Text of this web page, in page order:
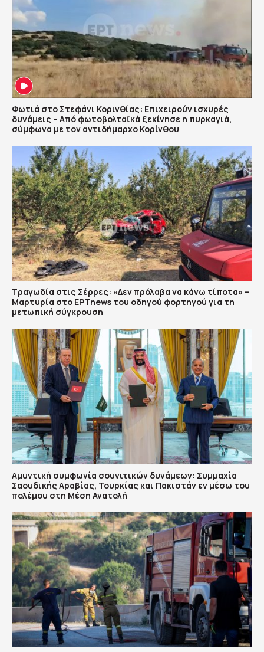
Φωτιά στο Στεφάνι Κορινθίας: Επιχειρούν ισχυρές
δυνάμεις – Από φωτοβολταϊκά ξεκίνησε η πυρκαγιά,
σύμφωνα με τον αντιδήμαρχο Κορίνθου
Τραγωδία στις Σέρρες: «Δεν πρόλαβα να κάνω τίποτα» –
Μαρτυρία στο ΕΡΤnews του οδηγού φορτηγού για τη
μετωπική σύγκρουση
Αμυντική συμφωνία σουνιτικών δυνάμεων: Συμμαχία
Σαουδικής Αραβίας, Τουρκίας και Πακιστάν εν μέσω του
πολέμου στη Μέση Ανατολή